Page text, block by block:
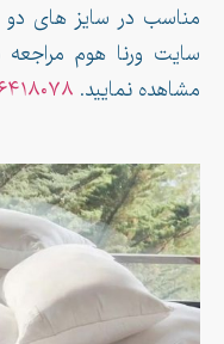
مناسب در سایز های دو
سایت ورنا هوم مراجعه
مشاهده نمایید.